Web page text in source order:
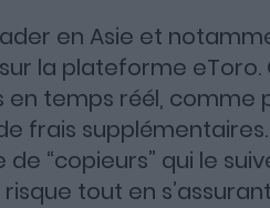
en Asie et
la plateforme
temps réél, comme
frais
“copieurs” qui le
tout en